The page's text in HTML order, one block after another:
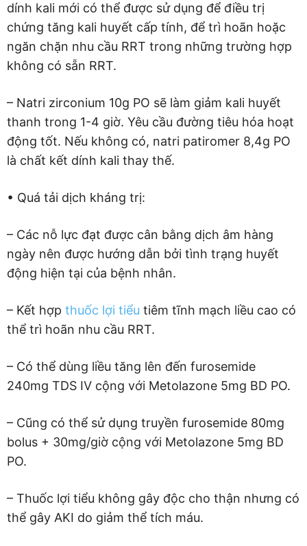
dính kali mới có thể được sử dụng để điều trị
chứng tăng kali huyết cấp tính, để trì hoãn hoặc
ngăn chặn nhu cầu RRT trong những trường hợp
không có sẵn RRT.
– Natri zirconium 10g PO sẽ làm giảm kali huyết
thanh trong 1-4 giờ. Yêu cầu đường tiêu hóa hoạt
động tốt. Nếu không có, natri patiromer 8,4g PO
là chất kết dính kali thay thế.
• Quá tải dịch kháng trị:
– Các nỗ lực đạt được cân bằng dịch âm hàng
ngày nên được hướng dẫn bởi tình trạng huyết
động hiện tại của bệnh nhân.
– Kết hợp thuốc lợi tiểu tiêm tĩnh mạch liều cao có
thể trì hoãn nhu cầu RRT.
– Có thể dùng liều tăng lên đến furosemide
240mg TDS IV cộng với Metolazone 5mg BD PO.
– Cũng có thể sử dụng truyền furosemide 80mg
bolus + 30mg/giờ cộng với Metolazone 5mg BD
PO.
– Thuốc lợi tiểu không gây độc cho thận nhưng có
thể gây AKI do giảm thể tích máu.